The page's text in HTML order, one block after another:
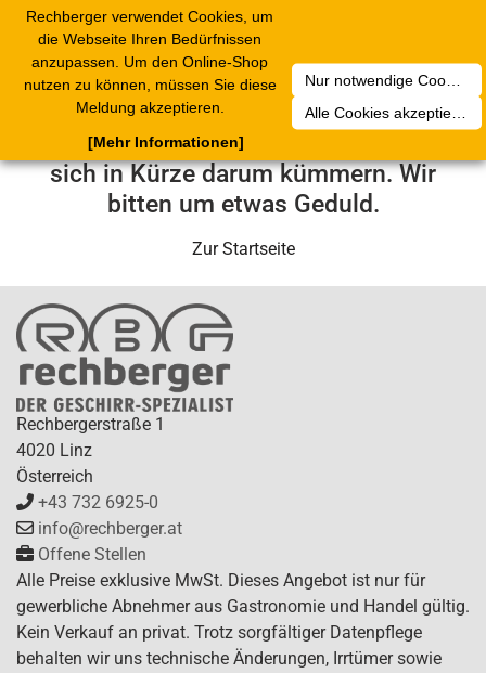
Rechberger verwendet Cookies, um
die Webseite Ihren Bedürfnissen
anzupassen. Um den Online-Shop
nutzen zu können, müssen Sie diese
Meldung akzeptieren.
Nur notwendige Cookies akzeptieren
Alle Cookies akzeptieren
[Mehr Informationen]
Leider ist ein technischer Fehler
aufgetreten. Unser Service-Team wird
sich in Kürze darum kümmern. Wir
bitten um etwas Geduld.
Zur Startseite
Rechbergerstraße 1
4020 Linz
Österreich
+43 732 6925-0
info@rechberger.at
Offene Stellen
Alle Preise exklusive MwSt. Dieses Angebot ist nur für
gewerbliche Abnehmer aus Gastronomie und Handel gültig.
Kein Verkauf an privat. Trotz sorgfältiger Datenpflege
behalten wir uns technische Änderungen, Irrtümer sowie